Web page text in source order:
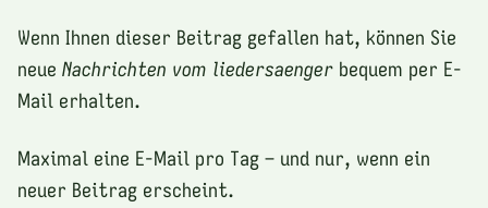
Wenn Ihnen dieser Beitrag gefallen hat, können Sie
neue Nachrichten vom liedersaenger bequem per E-
Mail erhalten.
Maximal eine E-Mail pro Tag – und nur, wenn ein
neuer Beitrag erscheint.